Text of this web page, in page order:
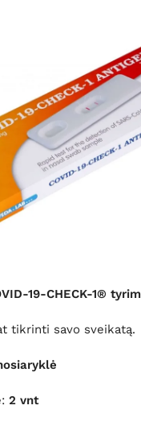
19-CHECK-1®
tikrinti savo sveikatą.
: 2 vnt